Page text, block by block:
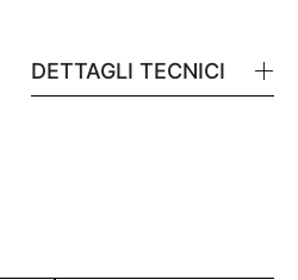
DETTAGLI TECNICI